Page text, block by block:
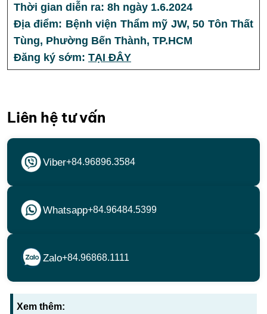
Thời gian diễn ra: 8h ngày 1.6.2024
Địa điểm: Bệnh viện Thẩm mỹ JW, 50 Tôn Thất
Tùng, Phường Bến Thành, TP.HCM
Đăng ký sớm: TẠI ĐÂY
Liên hệ tư vấn
Viber+84.96896.3584
Whatsapp+84.96484.5399
Zalo+84.96868.1111
Xem thêm: